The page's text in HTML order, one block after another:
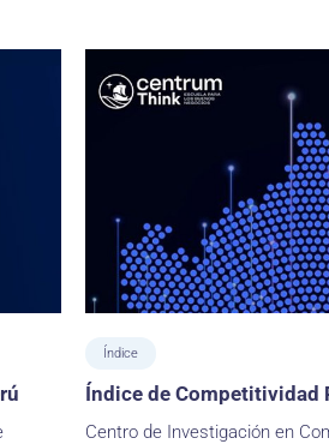
Índice
Índice de Competitividad
Centro de Investigación en